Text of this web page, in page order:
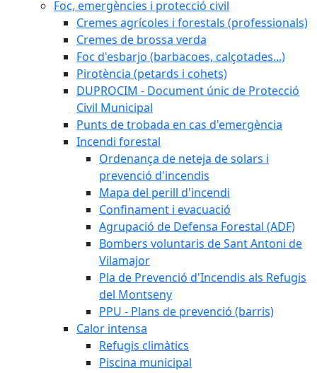
Foc, emergències i protecció civil
Cremes agrícoles i forestals (professionals)
Cremes de brossa verda
Foc d'esbarjo (barbacoes, calçotades...)
Pirotència (petards i cohets)
DUPROCIM - Document únic de Protecció
Civil Municipal
Punts de trobada en cas d'emergència
Incendi forestal
Ordenança de neteja de solars i
prevenció d'incendis
Mapa del perill d'incendi
Confinament i evacuació
Agrupació de Defensa Forestal (ADF)
Bombers voluntaris de Sant Antoni de
Vilamajor
Pla de Prevenció d'Incendis als Refugis
del Montseny
PPU - Plans de prevenció (barris)
Calor intensa
Refugis climàtics
Piscina municipal